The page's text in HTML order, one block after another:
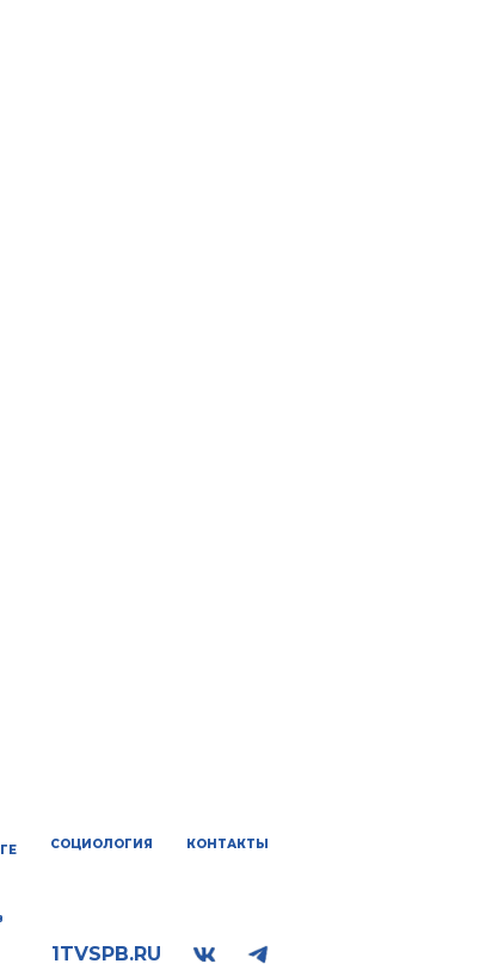
СОЦИОЛОГИЯ КОНТАКТЫ
1TVSPB.RU